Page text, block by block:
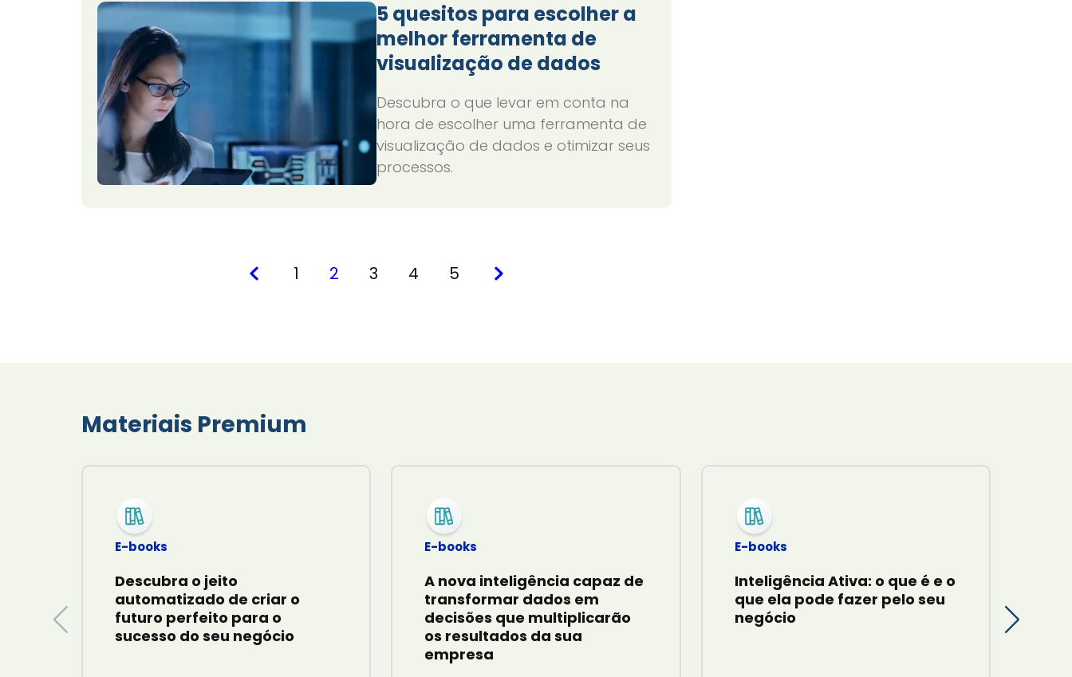
5 quesitos para escolher a
melhor ferramenta de
visualização de dados
Descubra o que levar em conta na
hora de escolher uma ferramenta de
visualização de dados e otimizar seus
processos.
1 2 3 4 5
Materiais Premium
E-books
Descubra o jeito
automatizado de criar o
futuro perfeito para o
sucesso do seu negócio
E-books
A nova inteligência capaz de
transformar dados em
decisões que multiplicarão
os resultados da sua
empresa
E-books
Inteligência Ativa: o que é e o
que ela pode fazer pelo seu
negócio